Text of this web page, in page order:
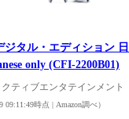
ジタル・エディション
only (CFI-2200B01)
ティブエンタテインメント
09:11:49時点 | Amazon調べ）